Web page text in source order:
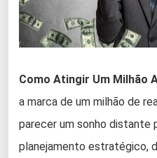
Como Atingir Um Milhão
a marca de um milhão de
parecer um sonho distante
planejamento estratégico,